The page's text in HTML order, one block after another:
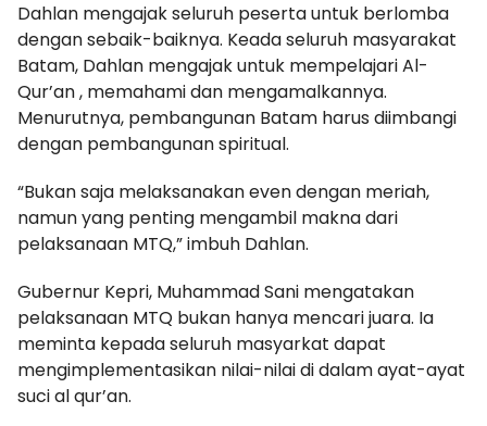
Dahlan mengajak seluruh peserta untuk berlomba
dengan sebaik-baiknya. Keada seluruh masyarakat
Batam, Dahlan mengajak untuk mempelajari Al-
Qur’an , memahami dan mengamalkannya.
Menurutnya, pembangunan Batam harus diimbangi
dengan pembangunan spiritual.
“Bukan saja melaksanakan even dengan meriah,
namun yang penting mengambil makna dari
pelaksanaan MTQ,” imbuh Dahlan.
Gubernur Kepri, Muhammad Sani mengatakan
pelaksanaan MTQ bukan hanya mencari juara. Ia
meminta kepada seluruh masyarkat dapat
mengimplementasikan nilai-nilai di dalam ayat-ayat
suci al qur’an.